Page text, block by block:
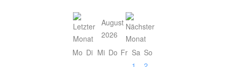
August
2026
Mo Di Mi Do Fr Sa So